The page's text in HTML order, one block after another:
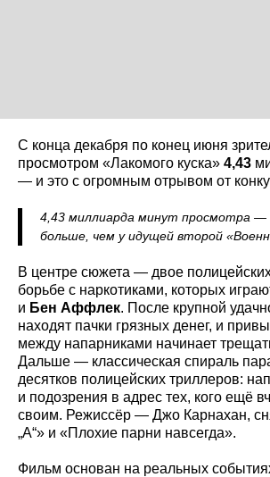
С конца декабря по конец июня
просмотром «Лакомого куска» 4,43
— и это с огромным отрывом от
4,43 миллиарда минут просмотра —
больше, чем у идущей второй
В центре сюжета — двое
борьбе с наркотиками, которых
и Бен Аффлек. После крупной
находят пачки грязных денег, и
между напарниками начинает
Дальше — классическая спираль
десятков полицейских триллеров:
и подозрения в адрес тех, кого ещё
своим. Режиссёр — Джо Карнахан,
„А“» и «Плохие парни навсегда».
Фильм основан на реальных